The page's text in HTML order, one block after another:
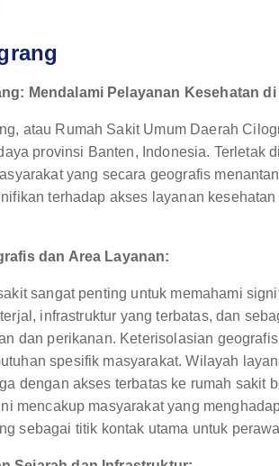
Mendalami Pelayanan Kesehatan
atau Rumah Sakit Umum Daerah
provinsi Banten, Indonesia. Terletak
yang secara geografis
terhadap akses layanan
dan Area Layanan:
sangat penting untuk memahami
infrastruktur yang terbatas, dan
dan perikanan. Keterisolasian
spesifik masyarakat. Wilayah
dengan akses terbatas ke rumah sakit
mencakup masyarakat yang
sebagai titik kontak utama untuk